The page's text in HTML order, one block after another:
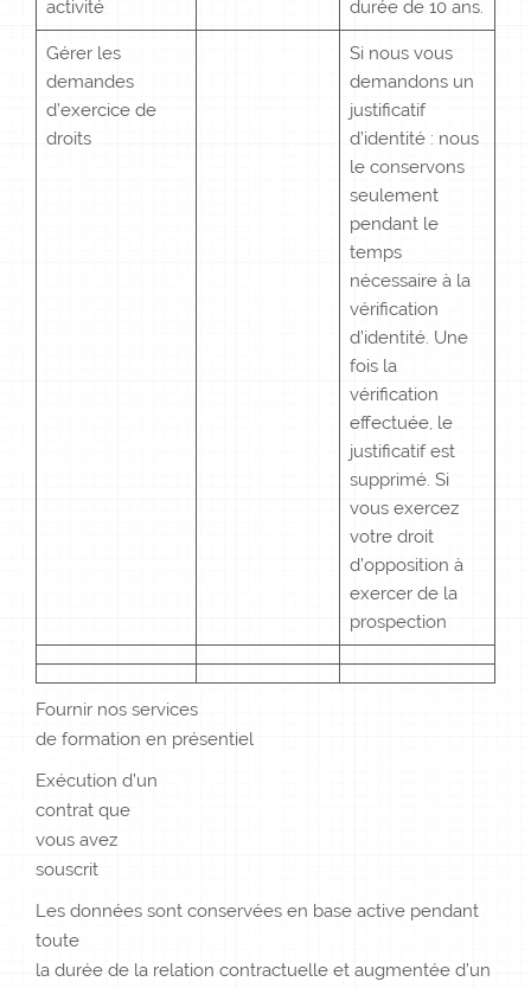
activité durée de 10 ans.
Gérer les
demandes
d’exercice de
droits
Si nous vous
demandons un
justificatif
d’identité : nous
le conservons
seulement
pendant le
temps
nécessaire à la
vérification
d’identité. Une
fois la
vérification
effectuée, le
justificatif est
supprimé. Si
vous exercez
votre droit
d’opposition à
exercer de la
prospection
Fournir nos services
de formation en présentiel
Exécution d’un
contrat que
vous avez
souscrit
Les données sont conservées en base active pendant
toute
la durée de la relation contractuelle et augmentée d’un